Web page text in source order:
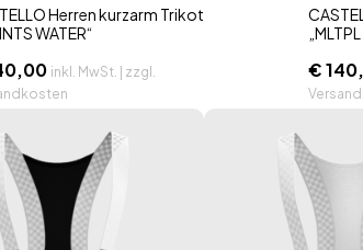
Herren kurzarm Trikot
WATER“
inkl. MwSt. | zzgl.
€